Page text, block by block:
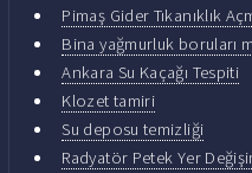
Pimaş Gider Tıkanıklık
Bina yağmurluk boruları
Ankara Su Kaçağı Tespiti
Klozet tamiri
Su deposu temizliği
Radyatör Petek Yer